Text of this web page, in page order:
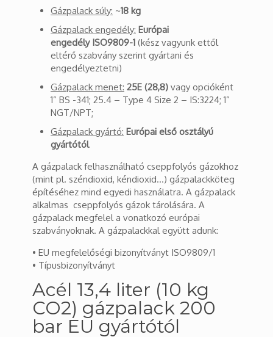
Gázpalack súly: ~18 kg
Gázpalack engedély: Európai
engedély ISO9809-1 (kész vagyunk ettől
eltérő szabvány szerint gyártani és
engedélyeztetni)
Gázpalack menet: 25E (28,8) vagy opcióként
1” BS -341; 25.4 – Type 4 Size 2 – IS:3224; 1”
NGT/NPT;
Gázpalack gyártó: Európai első osztályú
gyártótól
A gázpalack felhasználható cseppfolyós gázokhoz
(mint pl. széndioxid, kéndioxid…) gázpalackköteg
építéséhez mind egyedi használatra. A gázpalack
alkalmas cseppfolyós gázok tárolására. A
gázpalack megfelel a vonatkozó európai
szabványoknak. A gázpalackkal együtt adunk:
• EU megfelelőségi bizonyítványt ISO9809/1
• Típusbizonyítványt
Acél 13,4 liter (10 kg
CO2) gázpalack 200
bar EU gyártótól